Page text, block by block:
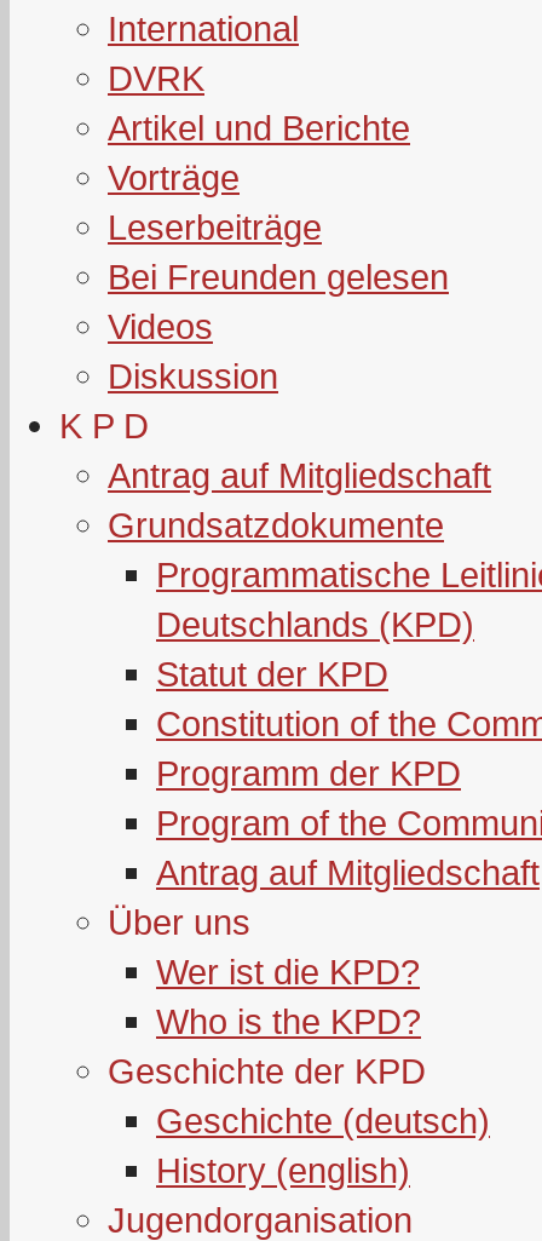
International
DVRK
Artikel und Berichte
Vorträge
Leserbeiträge
Bei Freunden gelesen
Videos
Diskussion
K P D
Antrag auf Mitgliedschaft
Grundsatzdokumente
Programmatische
Deutschlands (KPD)
Statut der KPD
Constitution of the
Programm der KPD
Program of the
Antrag auf Mitgliedschaft
Über uns
Wer ist die KPD?
Who is the KPD?
Geschichte der KPD
Geschichte (deutsch)
History (english)
Jugendorganisation